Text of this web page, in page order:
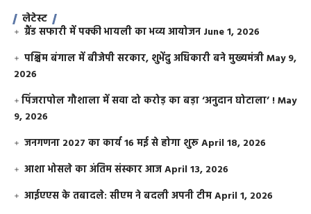
लेटेस्ट
ग्रैंड सफारी में पक्की भायली का भव्य आयोजन June 1, 2026
पश्चिम बंगाल में बीजेपी सरकार, शुभेंदु अधिकारी बने मुख्यमंत्रीMay 9,
2026
​पिंजरापोल गौशाला में सवा दो करोड़ का बड़ा ‘अनुदान घोटाला’ !May
9, 2026
जनगणना 2027 का कार्य 16 मई से होगा शुरूApril 18, 2026
आशा भोसले का अंतिम संस्कार आजApril 13, 2026
आईएएस के तबादले: सीएम ने बदली अपनी टीमApril 1, 2026